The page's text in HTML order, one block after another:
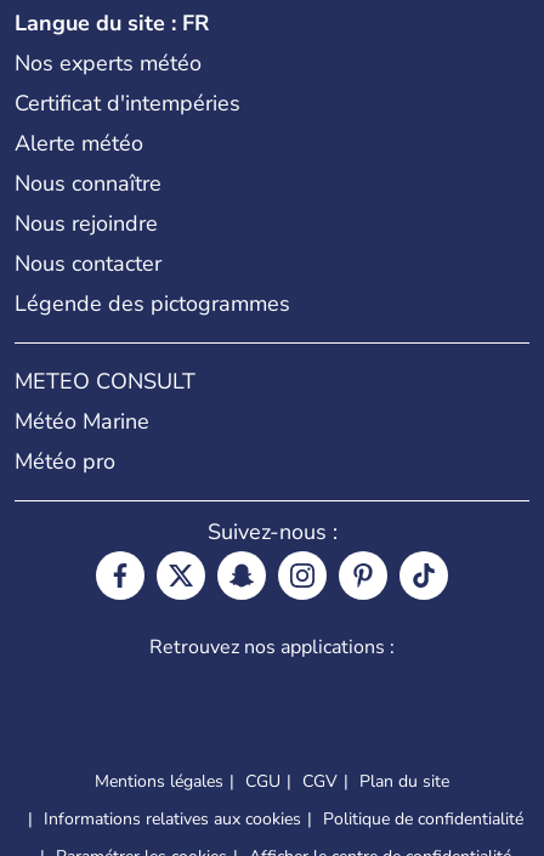
Langue du site : FR
Nos experts météo
Certificat d'intempéries
Alerte météo
Nous connaître
Nous rejoindre
Nous contacter
Légende des pictogrammes
METEO CONSULT
Météo Marine
Météo pro
Suivez-nous :
Retrouvez nos applications :
Mentions légales CGU CGV
Plan du site
Informations relatives aux cookies
Politique de confidentialité